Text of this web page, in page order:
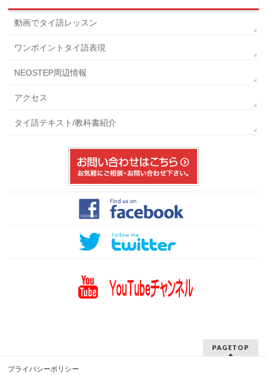
動画でタイ語レッスン
ワンポイントタイ語表現
NEOSTEP周辺情報
アクセス
タイ語テキスト/教科書紹介
PAGETOP
プライバシーポリシー